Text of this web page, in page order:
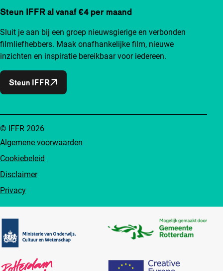
Steun IFFR al vanaf €4 per maand
Sluit je aan bij een groep nieuwsgierige en verbonden
filmliefhebbers. Maak onafhankelijke film, nieuwe
inzichten en inspiratie bereikbaar voor iedereen.
Steun IFFR
Algemene voorwaarden
Cookiebeleid
Disclaimer
Privacy
© IFFR 2026